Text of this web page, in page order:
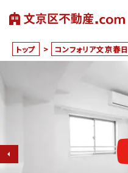
トップ > コンフォリア文京春日